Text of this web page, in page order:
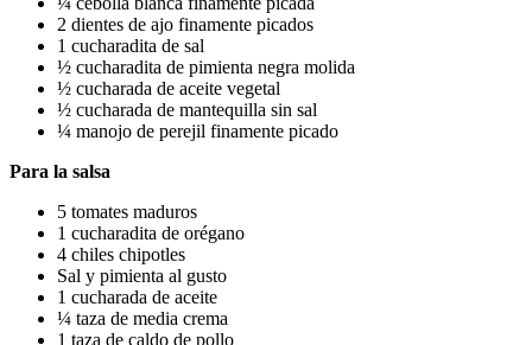
2 dientes de ajo finamente picados
1 cucharadita de sal
½ cucharadita de pimienta negra molida
½ cucharada de aceite vegetal
½ cucharada de mantequilla sin sal
¼ manojo de perejil finamente picado
Para la salsa
5 tomates maduros
1 cucharadita de orégano
4 chiles chipotles
Sal y pimienta al gusto
1 cucharada de aceite
¼ taza de media crema
1 taza de caldo de pollo